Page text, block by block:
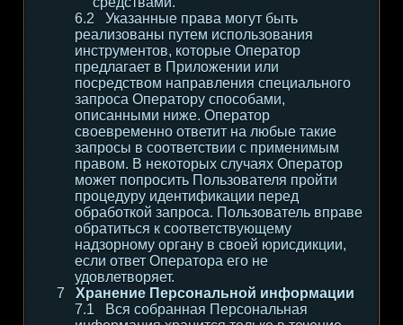
Указанные права могут быть
реализованы путем использования
инструментов, которые Оператор
предлагает в Приложении или
посредством направления специального
запроса Оператору способами,
описанными ниже. Оператор
своевременно ответит на любые такие
запросы в соответствии с применимым
правом. В некоторых случаях Оператор
может попросить Пользователя пройти
процедуру идентификации перед
обработкой запроса. Пользователь вправе
обратиться к соответствующему
надзорному органу в своей юрисдикции,
если ответ Оператора его не
удовлетворяет.
Хранение Персональной информации
Вся собранная Персональная